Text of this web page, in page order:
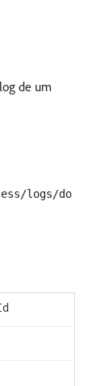
de um
logs/do